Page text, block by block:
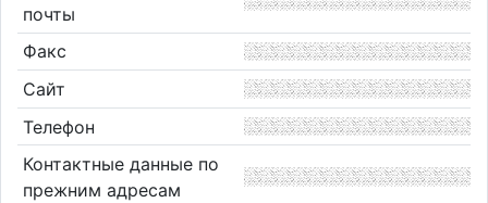
почты
Факс
Сайт
Телефон
Контактные данные по
прежним адресам